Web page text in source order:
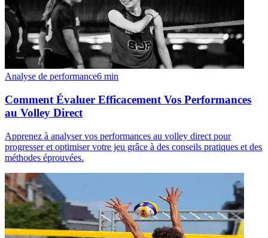
Analyse de performance6 min
Comment Évaluer Efficacement Vos Performances
au Volley Direct
Apprenez à analyser vos performances au volley direct pour
progresser et optimiser votre jeu grâce à des conseils pratiques et des
méthodes éprouvées.